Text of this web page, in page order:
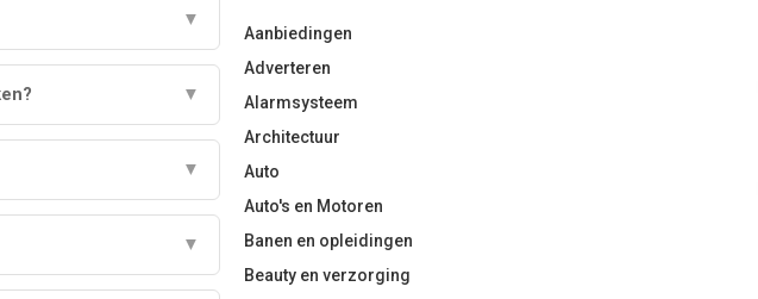
▼
▼
▼
▼
Aanbiedingen
Adverteren
Alarmsysteem
Architectuur
Auto
Auto's en Motoren
Banen en opleidingen
Beauty en verzorging